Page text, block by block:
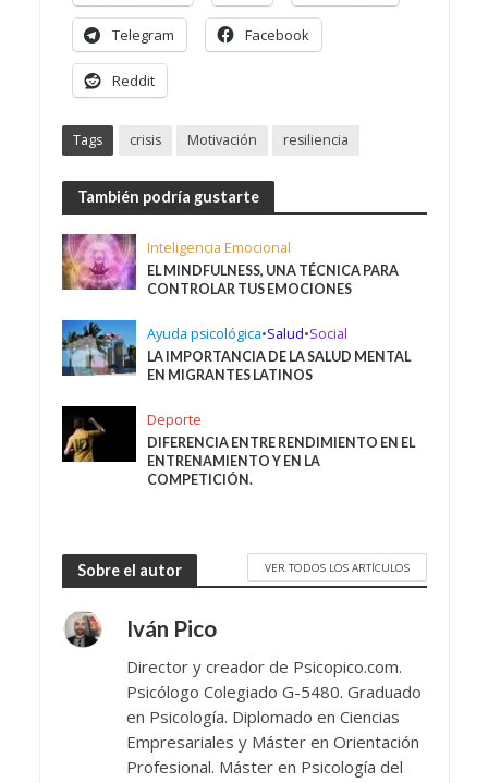
Telegram Facebook
Reddit
Tags crisis Motivación resiliencia
También podría gustarte
Inteligencia Emocional
EL MINDFULNESS, UNA TÉCNICA PARA
CONTROLAR TUS EMOCIONES
Ayuda psicológica•Salud•Social
LA IMPORTANCIA DE LA SALUD MENTAL
EN MIGRANTES LATINOS
Deporte
DIFERENCIA ENTRE RENDIMIENTO EN EL
ENTRENAMIENTO Y EN LA
COMPETICIÓN.
Sobre el autor VER TODOS LOS ARTÍCULOS
Iván Pico
Director y creador de Psicopico.com.
Psicólogo Colegiado G-5480. Graduado
en Psicología. Diplomado en Ciencias
Empresariales y Máster en Orientación
Profesional. Máster en Psicología del